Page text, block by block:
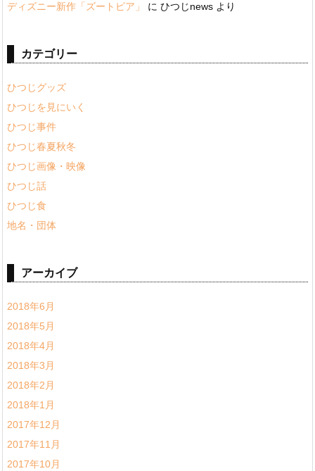
ディズニー新作「ズートピア」
に ひつじnews より
カテゴリー
ひつじグッズ
ひつじを見にいく
ひつじ事件
ひつじ春夏秋冬
ひつじ画像・映像
ひつじ話
ひつじ食
地名・団体
アーカイブ
2018年6月
2018年5月
2018年4月
2018年3月
2018年2月
2018年1月
2017年12月
2017年11月
2017年10月